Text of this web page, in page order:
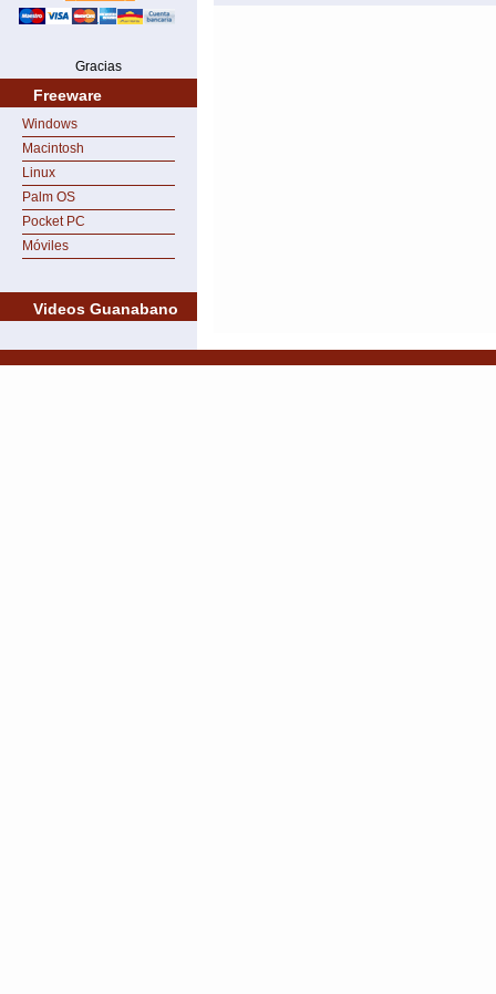
Gracias
Freeware
Windows
Macintosh
Linux
Palm OS
Pocket PC
Móviles
Videos Guanabano